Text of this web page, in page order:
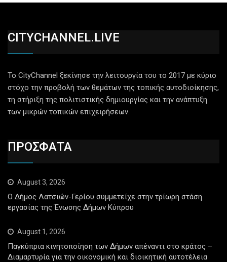
CITYCHANNEL.LIVE
Το CityChannel ξεκίνησε την λειτουργία του το 2017 με κύριο
στόχο την προβολή των θεμάτων της τοπικής αυτοδιοίκησης,
τη στήριξη της πολιτιστικής δημιουργίας και την ανάπτυξη
των μικρών τοπικών επιχειρήσεων.
ΠΡΟΣΦΑΤΑ
August 3, 2026
Ο Δήμος Λατσιών-Γερίου συμμετείχε στην τρίωρη στάση
εργασίας της Ένωσης Δήμων Κύπρου
August 1, 2026
Παγκύπρια κινητοποίηση των Δήμων απέναντι στο κράτος –
Διαμαρτυρία για την οικονομική και διοικητική αυτοτέλεια